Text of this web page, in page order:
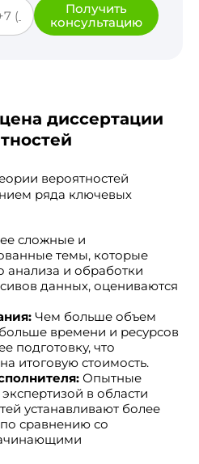
Получить
консультацию
диссертации
вероятностей
ряда ключевых
сложные и
темы, которые
анализа и обработки
данных, оцениваются
Чем больше объем
времени и ресурсов
подготовку, что
итоговую стоимость.
Опытные
в области
устанавливают более
сравнению со